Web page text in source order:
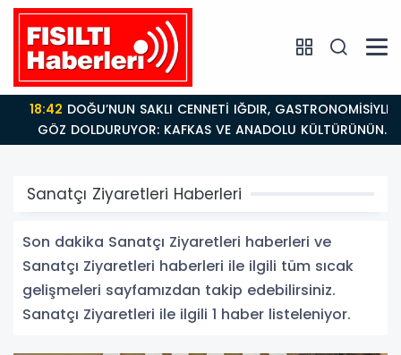
18:42DOĞU’NUN SAKLI CENNETİ IĞDIR, GASTRONOMİSİYLE
GÖZ DOLDURUYOR: KAFKAS VE ANADOLU KÜLTÜRÜNÜN
BULUŞMA NOKTASI
Sanatçı Ziyaretleri Haberleri
Son dakika Sanatçı Ziyaretleri haberleri ve
Sanatçı Ziyaretleri haberleri ile ilgili tüm sıcak
gelişmeleri sayfamızdan takip edebilirsiniz.
Sanatçı Ziyaretleri ile ilgili 1 haber listeleniyor.